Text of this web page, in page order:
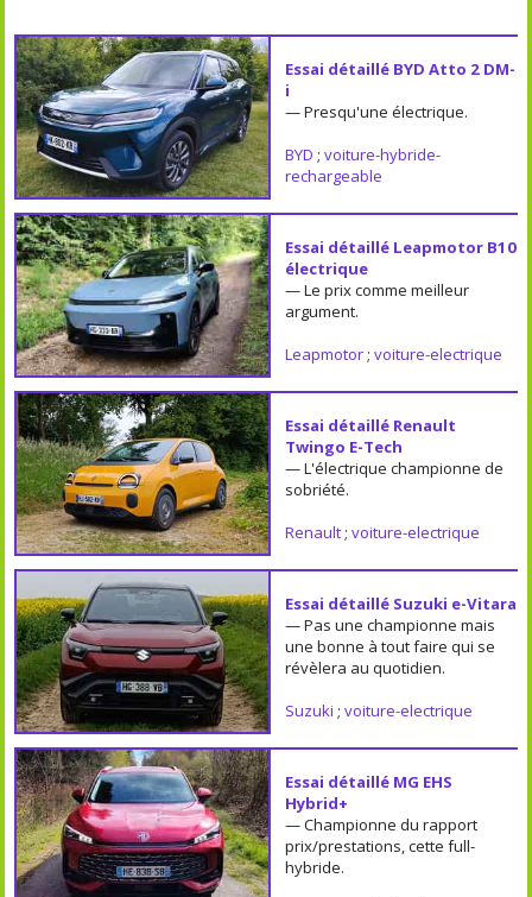
Essai détaillé BYD Atto 2 DM-
i
— Presqu'une électrique.
BYD ; voiture-hybride-
rechargeable
Essai détaillé Leapmotor B10
électrique
— Le prix comme meilleur
argument.
Leapmotor; voiture-electrique
Essai détaillé Renault
Twingo E-Tech
— L'électrique championne de
sobriété.
Renault; voiture-electrique
Essai détaillé Suzuki e-Vitara
— Pas une championne mais
une bonne à tout faire qui se
révèlera au quotidien.
Suzuki ; voiture-electrique
Essai détaillé MG EHS
Hybrid+
— Championne du rapport
prix/prestations, cette full-
hybride.